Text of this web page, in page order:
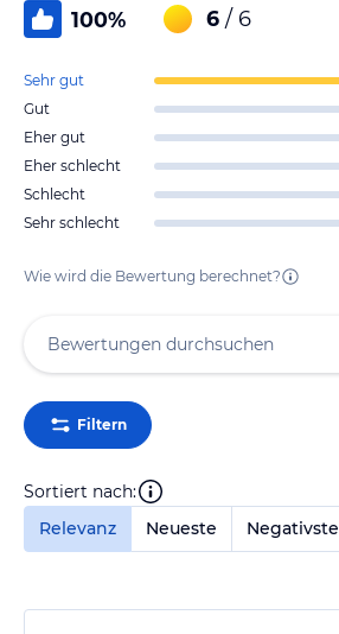
100% 6 / 6
Sehr gut
Gut
Eher gut
Eher schlecht
Schlecht
Sehr schlecht
Wie wird die Bewertung berechnet?
Filtern
Sortiert nach:
Relevanz
Neueste Negativste